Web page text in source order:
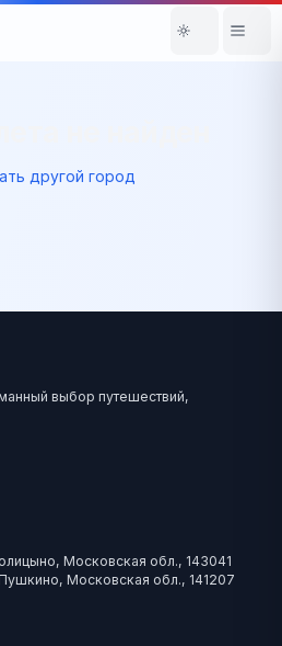
другой город
выбор путешествий,
Московская обл., 143041
Московская обл., 141207